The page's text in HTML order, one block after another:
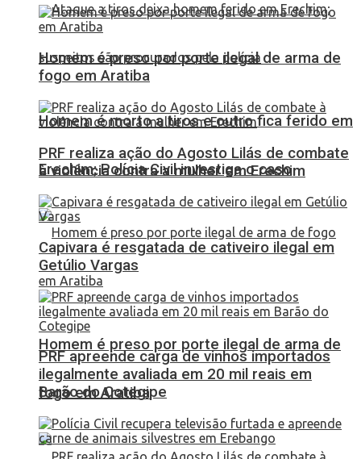
Homem é morto a tiros e outro fica ferido em
Erechim; Polícia Civil investiga o caso
Homem é preso por porte ilegal de arma de
fogo em Aratiba
Homem é preso por porte ilegal de arma de
fogo em Aratiba
PRF realiza ação do Agosto Lilás de combate
à violência contra a mulher em Erechim
Capivara é resgatada de cativeiro ilegal em
Getúlio Vargas
PRF apreende carga de vinhos importados
ilegalmente avaliada em 20 mil reais em
Barão do Cotegipe